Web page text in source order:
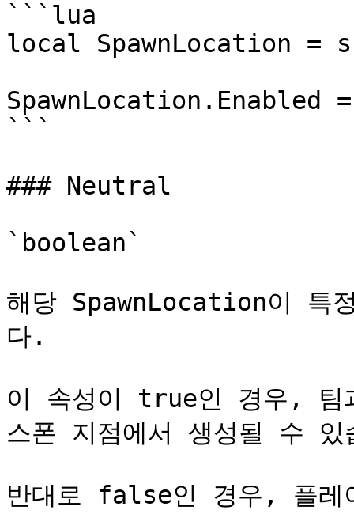
```lua
local SpawnLocation =
SpawnLocation.Enabled
```
### Neutral
`boolean`
해당 SpawnLocation이 특
다.
이 속성이 true인 경우, 팀
스폰 지점에서 생성될 수 있
반대로 false인 경우, 플레